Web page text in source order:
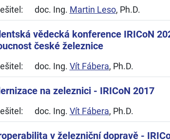
doc. Ing. Martin Leso, Ph.D.
vědecká konference IRICoN
české železnice
doc. Ing. Vít Fábera, Ph.D.
na zeleznici - IRICoN 2017
doc. Ing. Vít Fábera, Ph.D.
v železniční dopravě -